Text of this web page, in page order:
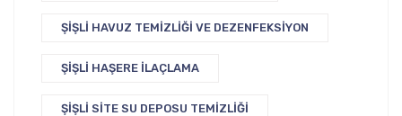
ŞIŞLI HAVUZ TEMIZLIĞI VE DEZENFEKSIYON
ŞIŞLI HAŞERE İLAÇLAMA
ŞIŞLI SITE SU DEPOSU TEMIZLIĞI